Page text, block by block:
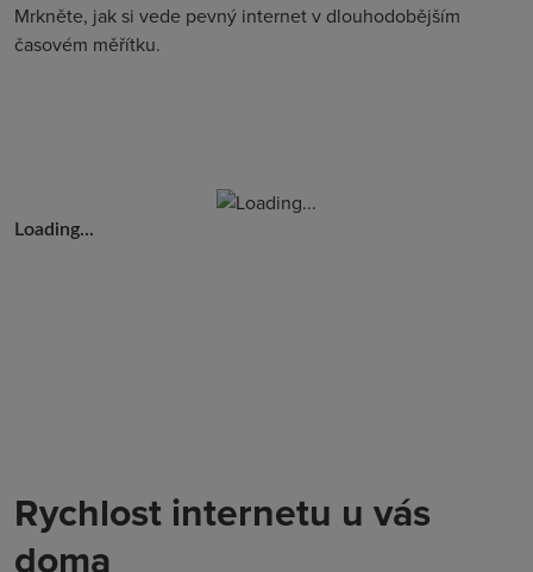
Mrkněte, jak si vede pevný internet v dlouhodobějším
časovém měřítku.
Loading...
Rychlost internetu u vás
doma